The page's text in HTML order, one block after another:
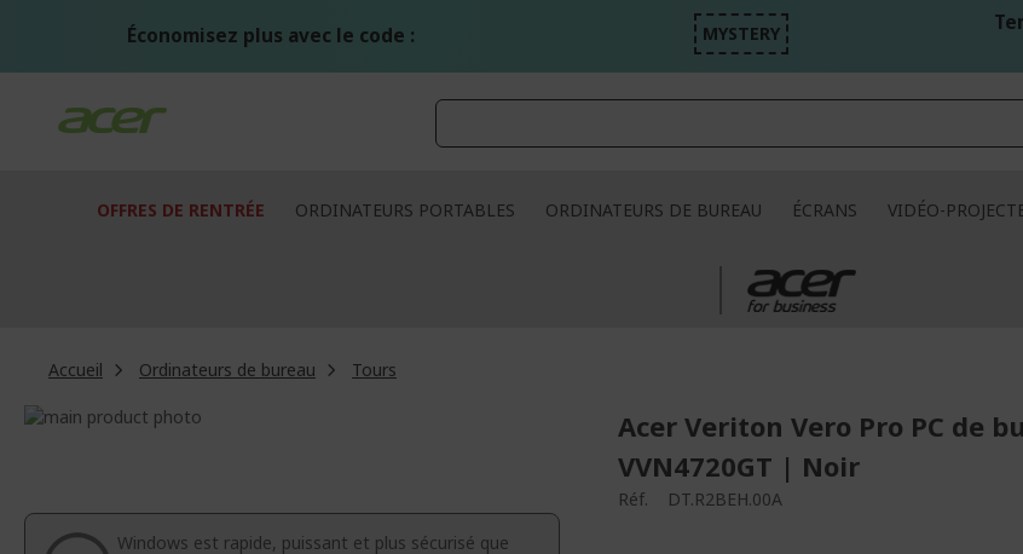
Économisez plus avec le code : MYSTERY
OFFRES DE RENTRÉE ORDINATEURS PORTABLES ORDINATEURS DE BUREAU ÉCRANS VIDÉO-
Accueil Ordinateurs de bureau
Tours
Passer
de
de
Windows est rapide, puissant et plus sécurisé que
Acer Veriton Vero Pro PC de
VVN4720GT | Noir
Réf. DT.R2BEH.00A